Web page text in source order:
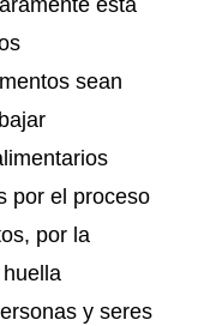
está
sean
por el proceso
por la
y seres